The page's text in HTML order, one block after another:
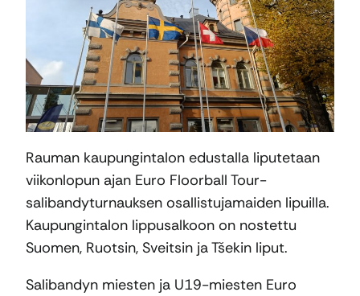
Rauman kaupungintalon edustalla liputetaan
viikonlopun ajan Euro Floorball Tour-
salibandyturnauksen osallistujamaiden lipuilla.
Kaupungintalon lippusalkoon on nostettu
Suomen, Ruotsin, Sveitsin ja Tšekin liput.
Salibandyn miesten ja U19-miesten Euro